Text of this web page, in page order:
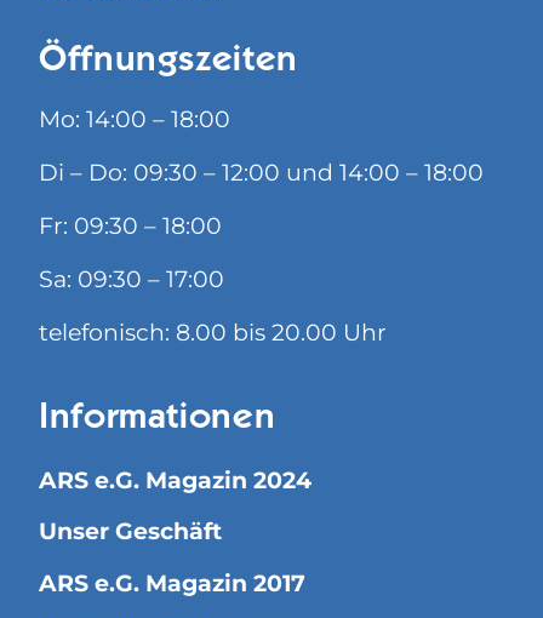
Öffnungszeiten
Mo: 14:00 – 18:00
Di – Do: 09:30 – 12:00 und 14:00 – 18:00
Fr: 09:30 – 18:00
Sa: 09:30 – 17:00
telefonisch: 8.00 bis 20.00 Uhr
Informationen
ARS e.G. Magazin 2024
Unser Geschäft
ARS e.G. Magazin 2017